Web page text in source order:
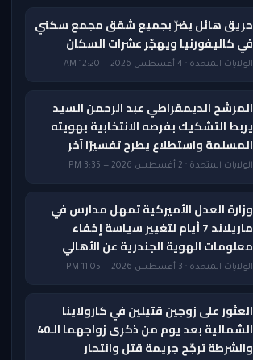
حريق هائل يضرّ بجميع شقق مجمع سكني
في كاليفورنيا ويهجّر عشرات السكان
الولايات المتحدة · 4 أغسطس 2026 — 12:20 AM
المرشح الديمقراطي عبد الرحمن السيد
يربط التشكيك بفرصه الانتخابية بهويته
المسلمة واستطلاع يطرح تفسيرًا آخر
الولايات المتحدة · 2 أغسطس 2026 — 3:35 PM
وزارة العدل الأميركية تمهل مدارس في
ماريلاند 7 أيام لتغيير سياسة إخفاء
معلومات الهوية الجندرية عن الأهالي
الولايات المتحدة · 3 أغسطس 2026 — 11:05 PM
العثور على زوجين قتيلين في كارولاينا
الشمالية بعد يوم من ذكرى زواجهما الـ40
والشرطة ترجّح جريمة قتل وانتحار